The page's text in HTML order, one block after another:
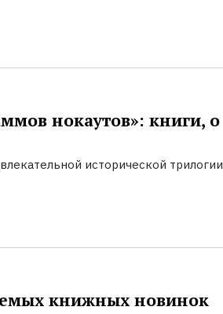
нокаутов»: книги, о
исторической трилогии
книжных новинок